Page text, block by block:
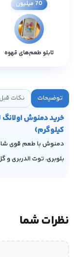
70 میلیون
تابلو طعم‌های قهوه
توضیحات نکات
کیلوگرم)
دمنوش با طعم قوی
بلوبری، توت الدربری
نظرات شما